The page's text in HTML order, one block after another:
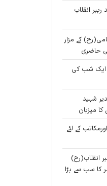
انقلاب
کے مزار
حاضری
ایک شب کی
شہید
میزبان
کے لئے
انقلاب(رح)
کا سب سے بڑا